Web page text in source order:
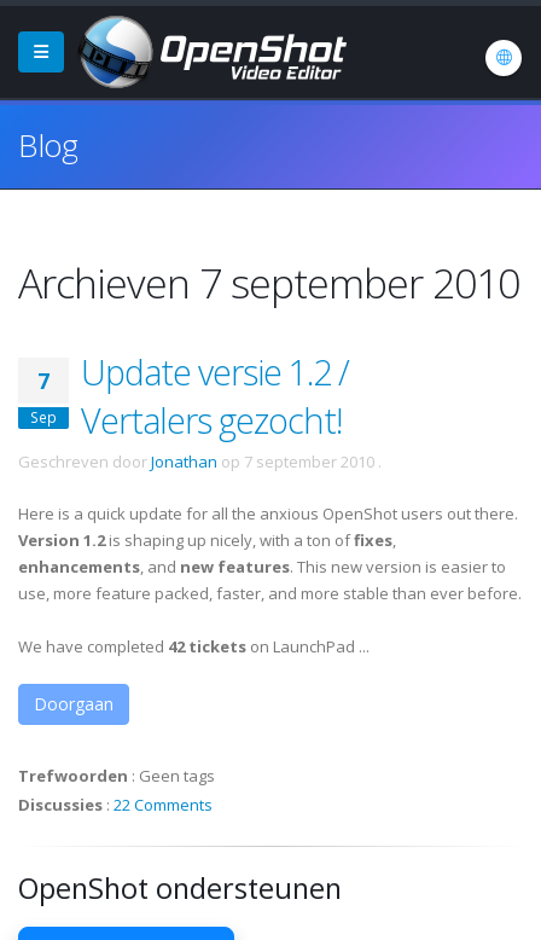
Blog
Archieven 7 september 2010
7
Sep
Update versie 1.2 /
Vertalers gezocht!
Geschreven doorJonathan op 7 september 2010 .
Here is a quick update for all the anxious OpenShot users out there.
Version 1.2is shaping up nicely, with a ton offixes,
enhancements, and new features. This new version is easier to
use, more feature packed, faster, and more stable than ever before.
We have completed 42 tickets on LaunchPad ...
Doorgaan
Trefwoorden : Geen tags
Discussies : 22 Comments
OpenShot ondersteunen